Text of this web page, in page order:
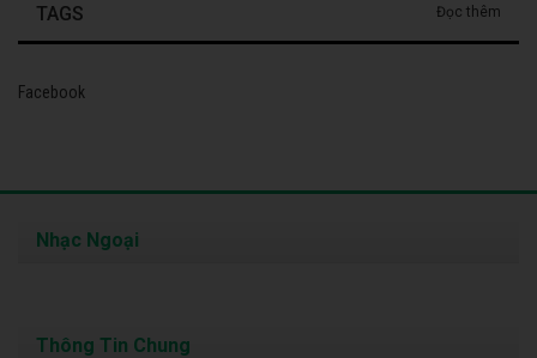
TAGS Đọc thêm
Facebook
Nhạc Ngoại
Thông Tin Chung